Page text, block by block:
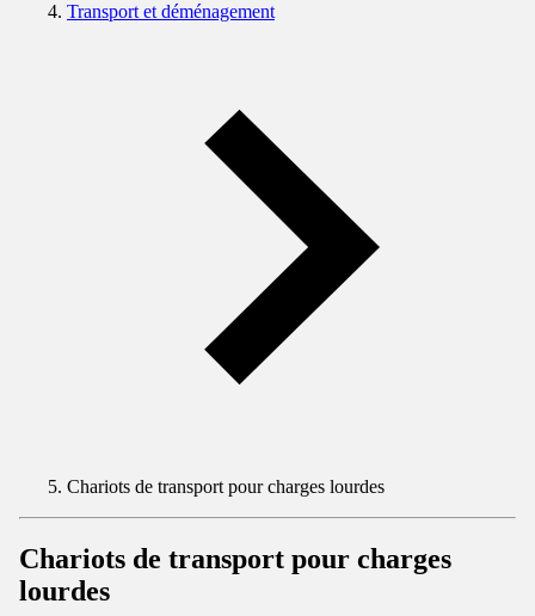
Transport et déménagement
Chariots de transport pour charges lourdes
Chariots de transport pour charges
lourdes